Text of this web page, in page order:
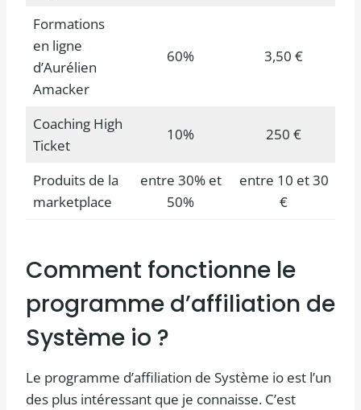
Formations
en ligne
d’Aurélien
Amacker
60% 3,50 €
Coaching High
Ticket
10% 250 €
Produits de la
marketplace
entre 30% et
50%
entre 10 et 30
€
Comment fonctionne le
programme d’affiliation de
Système io ?
Le programme d’affiliation de Système io est l’un
des plus intéressant que je connaisse. C’est